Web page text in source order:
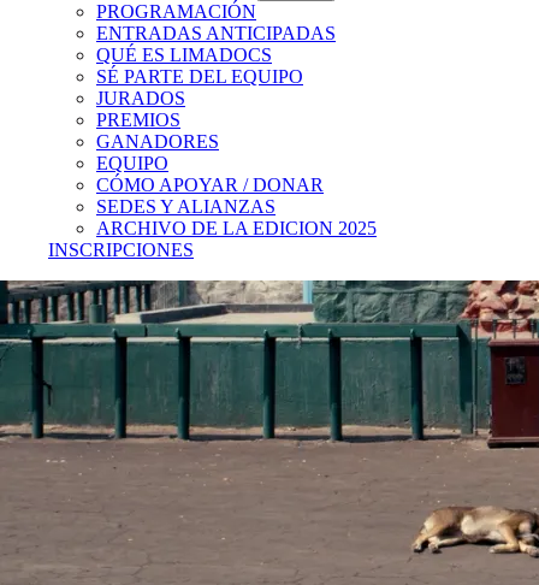
PROGRAMACIÓN
ENTRADAS ANTICIPADAS
QUÉ ES LIMADOCS
SÉ PARTE DEL EQUIPO
JURADOS
PREMIOS
GANADORES
EQUIPO
CÓMO APOYAR / DONAR
SEDES Y ALIANZAS
ARCHIVO DE LA EDICION 2025
INSCRIPCIONES